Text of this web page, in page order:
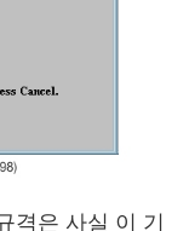
격은 사실 이 기